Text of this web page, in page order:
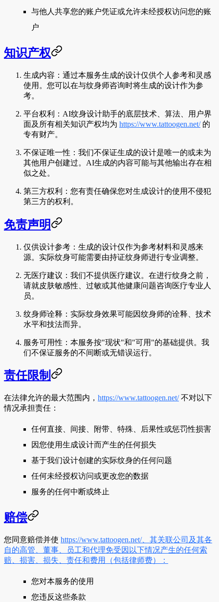
与他人共享您的账户凭证或允许未经授权访问您的账
户
知识产权
生成内容 ：通过本服务生成的设计仅供个人参考和灵感
使用。您可以在与纹身师咨询时将生成的设计作为参
考。
平台权利
：AI纹身设计助手的底层技术、算法、用户界
面及所有相关知识产权均为 https://www.tattoogen.net/的
专有财产。
不保证唯一性 ：我们不保证生成的设计是唯一的或未为
其他用户创建过。AI生成的内容可能与其他输出存在相
似之处。
第三方权利
：您有责任确保您对生成设计的使用不侵犯
第三方的权利。
免责声明
仅供设计参考 ：生成的设计仅作为参考材料和灵感来
源。实际纹身可能需要由持证纹身师进行专业调整。
无医疗建议 ：我们不提供医疗建议。在进行纹身之前，
请就皮肤敏感性、过敏或其他健康问题咨询医疗专业人
员。
纹身师诠释 ：实际纹身效果可能因纹身师的诠释、技术
水平和技法而异。
服务可用性 ：本服务按"现状"和"可用"的基础提供。我
们不保证服务的不间断或无错误运行。
责任限制
在法律允许的最大范围内， https://www.tattoogen.net/不对以下
情况承担责任：
任何直接、间接、附带、特殊、后果性或惩罚性损害
因您使用生成设计而产生的任何损失
基于我们设计创建的实际纹身的任何问题
任何未经授权访问或更改您的数据
服务的任何中断或终止
赔偿
您同意赔偿并使 https://www.tattoogen.net/、其关联公司及其各
自的高管、董事、员工和代理免受因以下情况产生的任何索
赔、损害、损失、责任和费用（包括律师费）：
您对本服务的使用
您违反这些条款